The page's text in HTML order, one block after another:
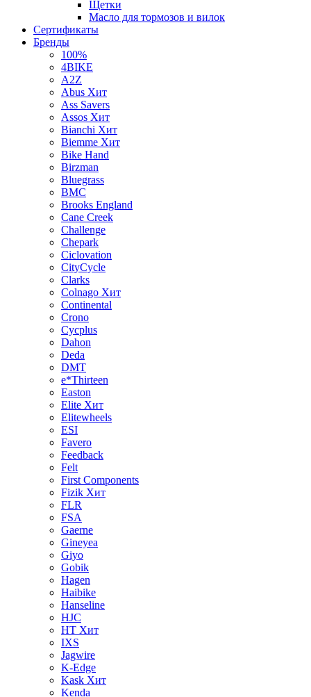
Щетки
Масло для тормозов и вилок
Сертификаты
Бренды
100%
4BIKE
A2Z
Abus Хит
Ass Savers
Assos Хит
Bianchi Хит
Biemme Хит
Bike Hand
Birzman
Bluegrass
BMC
Brooks England
Cane Creek
Challenge
Chepark
Ciclovation
CityCycle
Clarks
Colnago Хит
Continental
Crono
Cycplus
Dahon
Deda
DMT
e*Thirteen
Easton
Elite Хит
Elitewheels
ESI
Favero
Feedback
Felt
First Components
Fizik Хит
FLR
FSA
Gaerne
Gineyea
Giyo
Gobik
Hagen
Haibike
Hanseline
HJC
HT Хит
IXS
Jagwire
K-Edge
Kask Хит
Kenda